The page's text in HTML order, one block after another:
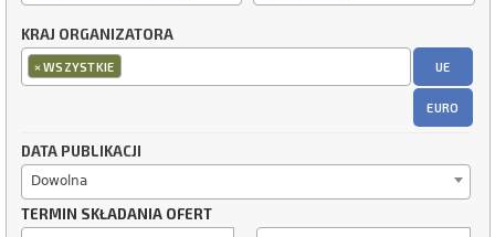
KRAJ ORGANIZATORA
×WSZYSTKIE UE
EURO
DATA PUBLIKACJI
Dowolna
TERMIN SKŁADANIA OFERT